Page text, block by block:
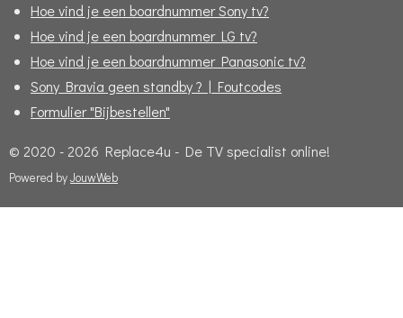
Hoe vind je een boardnummer Sony tv?
Hoe vind je een boardnummer LG tv?
Hoe vind je een boardnummer Panasonic tv?
Sony Bravia geen standby ? | Foutcodes
Formulier "Bijbestellen"
© 2020 - 2026 Replace4u - De TV specialist online!
Powered byJouwWeb